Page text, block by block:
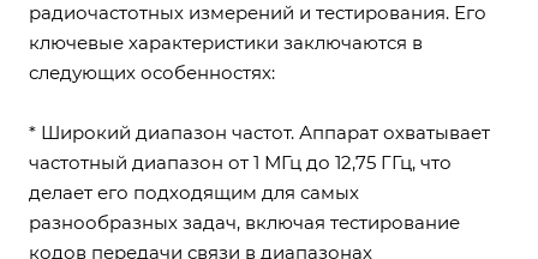
радиочастотных измерений и тестирования. Его
ключевые характеристики заключаются в
следующих особенностях:
* Широкий диапазон частот. Аппарат охватывает
частотный диапазон от 1 МГц до 12,75 ГГц, что
делает его подходящим для самых
разнообразных задач, включая тестирование
кодов передачи связи в диапазонах